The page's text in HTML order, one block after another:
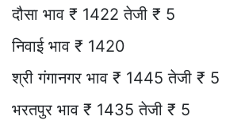
दौसा भाव ₹ 1422 तेजी ₹ 5
निवाई भाव ₹ 1420
श्री गंगानगर भाव ₹ 1445 तेजी ₹ 5
भरतपुर भाव ₹ 1435 तेजी ₹ 5